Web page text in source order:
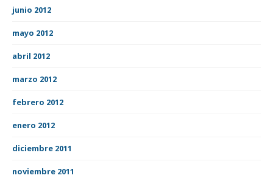
junio 2012
mayo 2012
abril 2012
marzo 2012
febrero 2012
enero 2012
diciembre 2011
noviembre 2011